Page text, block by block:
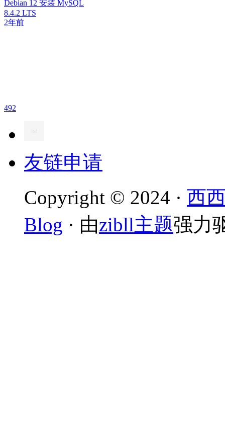
Debian 12 安装 MySQL
8.4.2 LTS
2年前
492
友链申请
Copyright © 2024 · 西
Blog · 由zibll主题强力